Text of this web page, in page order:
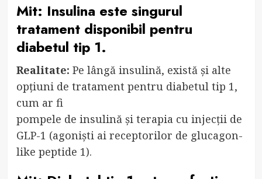
Mit: Insulina este singurul
tratament disponibil pentru
diabetul tip 1.
Realitate: Pe lângă insulină, există și alte
opțiuni de tratament pentru diabetul tip 1,
cum ar fi
pompele de insulină și terapia cu injecții de
GLP-1 (agoniști ai receptorilor de glucagon-
like peptide 1).